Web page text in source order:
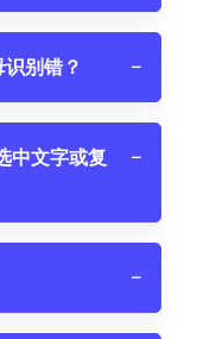
别错？ −
中文字或复
−
−